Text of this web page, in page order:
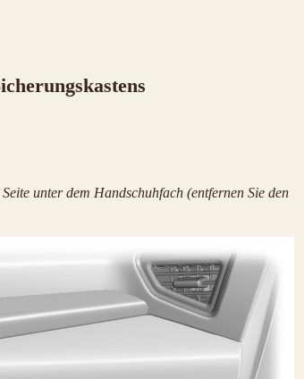
unter dem Handschuhfach (entfernen Sie den